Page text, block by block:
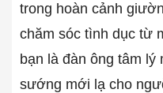
trong hoàn cảnh
chăm sóc tình dục từ
bạn là đàn ông tâm lý
sướng mới lạ cho